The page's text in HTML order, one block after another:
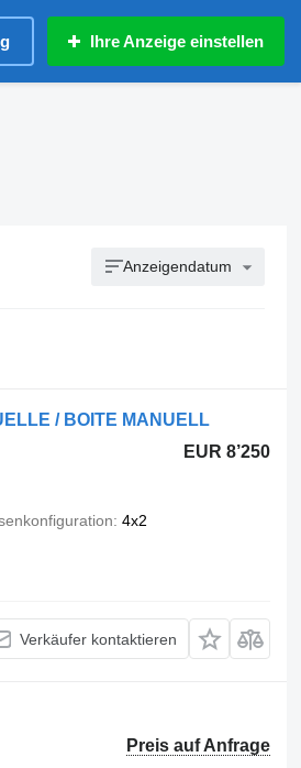
Ihre Anzeige einstellen
Anzeigendatum
/ BOITE MANUELL
EUR 8’250
4x2
Verkäufer kontaktieren
Preis auf Anfrage